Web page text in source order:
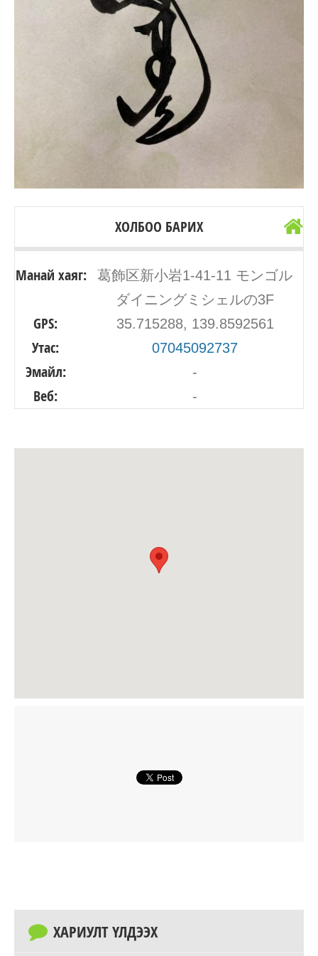
ХОЛБОО БАРИХ
Манай хаяг:
葛飾区新小岩1-41-11 モンゴル
ダイニングミシェルの3F
GPS: 35.715288, 139.8592561
Утас: 07045092737
Эмайл: -
Веб: -
ХАРИУЛТ ҮЛДЭЭХ